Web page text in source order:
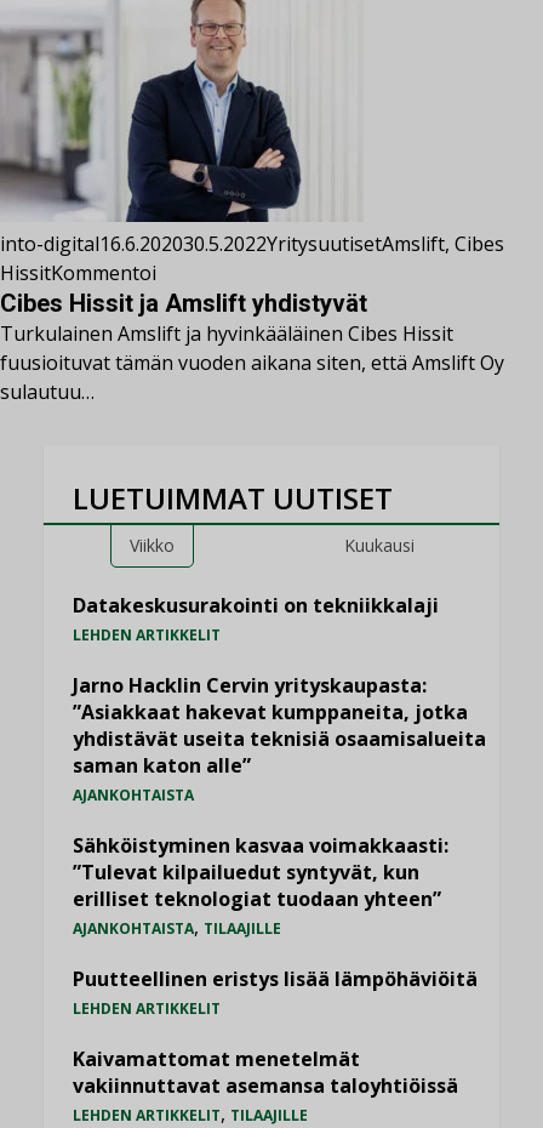
into-digital16.6.202030.5.2022YritysuutisetAmslift, Cibes
HissitKommentoi
Cibes Hissit ja Amslift yhdistyvät
Turkulainen Amslift ja hyvinkääläinen Cibes Hissit
fuusioituvat tämän vuoden aikana siten, että Amslift Oy
sulautuu…
LUETUIMMAT UUTISET
Viikko Kuukausi
Datakeskusurakointi on tekniikkalaji
LEHDEN ARTIKKELIT
Jarno Hacklin Cervin yrityskaupasta:
”Asiakkaat hakevat kumppaneita, jotka
yhdistävät useita teknisiä osaamisalueita
saman katon alle”
AJANKOHTAISTA
Sähköistyminen kasvaa voimakkaasti:
”Tulevat kilpailuedut syntyvät, kun
erilliset teknologiat tuodaan yhteen”
AJANKOHTAISTA, TILAAJILLE
Puutteellinen eristys lisää lämpöhäviöitä
LEHDEN ARTIKKELIT
Kaivamattomat menetelmät
vakiinnuttavat asemansa taloyhtiöissä
LEHDEN ARTIKKELIT, TILAAJILLE